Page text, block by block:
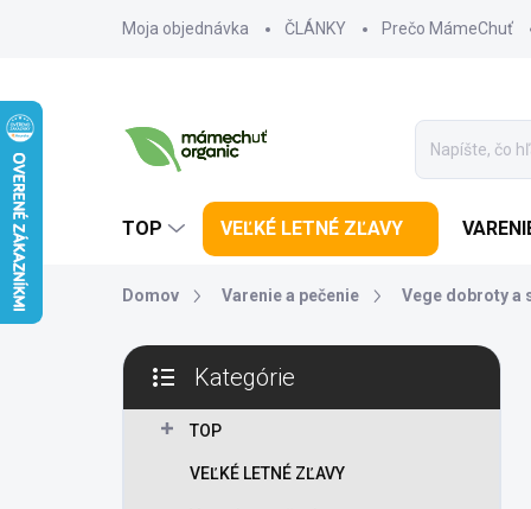
Moja objednávka
ČLÁNKY Prečo MámeChuť
TOP VEĽKÉ LETNÉ ZĽAVY
Domov Varenie a pečenie Vege dobroty a
Bočný panel
Preskočiť kategórie
Kategórie
TOP
VEĽKÉ LETNÉ ZĽAVY